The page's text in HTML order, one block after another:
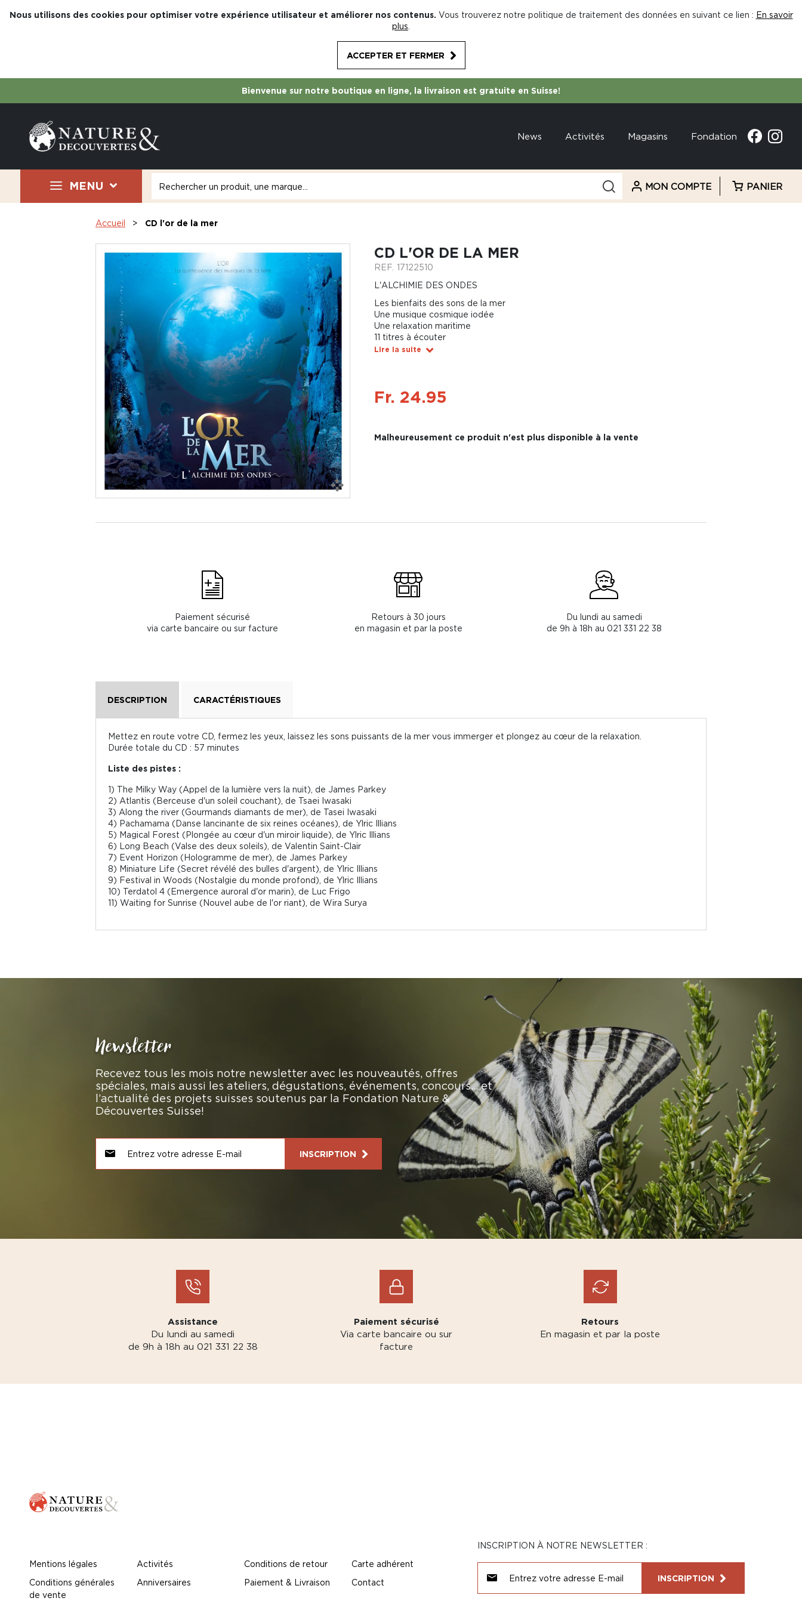
Nous utilisons des cookies pour optimiser votre expérience utilisateur et améliorer nos contenus. Vous trouverez notre politique de traitement des données en suivant ce lien : En savoir
plus
ACCEPTER ET FERMER
Bienvenue sur notre boutique en ligne, la livraison est gratuite en Suisse!
News Activités Magasins Fondation
MENU MON COMPTE PANIER
Accueil CD l'or de la mer
CD L'OR DE LA MER
REF. 17122510
L'ALCHIMIE DES ONDES
Les bienfaits des sons de la mer
Une musique cosmique iodée
Une relaxation maritime
11 titres à écouter
Lire la suite
Fr. 24.95
Malheureusement ce produit n'est plus disponible à la vente
Paiement sécurisé
via carte bancaire ou sur facture
Retours à 30 jours
en magasin et par la poste
Du lundi au samedi
de 9h à 18h au 021 331 22 38
DESCRIPTION CARACTÉRISTIQUES
Mettez en route votre CD, fermez les yeux, laissez les sons puissants de la mer vous immerger et plongez au cœur de la relaxation.
Durée totale du CD : 57 minutes
Liste des pistes :
1) The Milky Way (Appel de la lumière vers la nuit), de James Parkey
2) Atlantis (Berceuse d'un soleil couchant), de Tsaei Iwasaki
3) Along the river (Gourmands diamants de mer), de Tasei Iwasaki
4) Pachamama (Danse lancinante de six reines océanes), de Ylric Illians
5) Magical Forest (Plongée au cœur d'un miroir liquide), de Ylric Illians
6) Long Beach (Valse des deux soleils), de Valentin Saint-Clair
7) Event Horizon (Hologramme de mer), de James Parkey
8) Miniature Life (Secret révélé des bulles d'argent), de Ylric Illians
9) Festival in Woods (Nostalgie du monde profond), de Ylric Illians
10) Terdatol 4 (Emergence auroral d'or marin), de Luc Frigo
11) Waiting for Sunrise (Nouvel aube de l'or riant), de Wira Surya
Newsletter
Recevez tous les mois notre newsletter avec les nouveautés, offres
spéciales, mais aussi les ateliers, dégustations, événements, concours… et
l’actualité des projets suisses soutenus par la Fondation Nature &
Découvertes Suisse!
INSCRIPTION
Assistance
Du lundi au samedi
de 9h à 18h au 021 331 22 38
Paiement sécurisé
Via carte bancaire ou sur
facture
Retours
En magasin et par la poste
Mentions légales
Conditions générales
de vente
Activités
Anniversaires
Conditions de retour
Paiement & Livraison
Carte adhérent
Contact
INSCRIPTION À NOTRE NEWSLETTER :
INSCRIPTION